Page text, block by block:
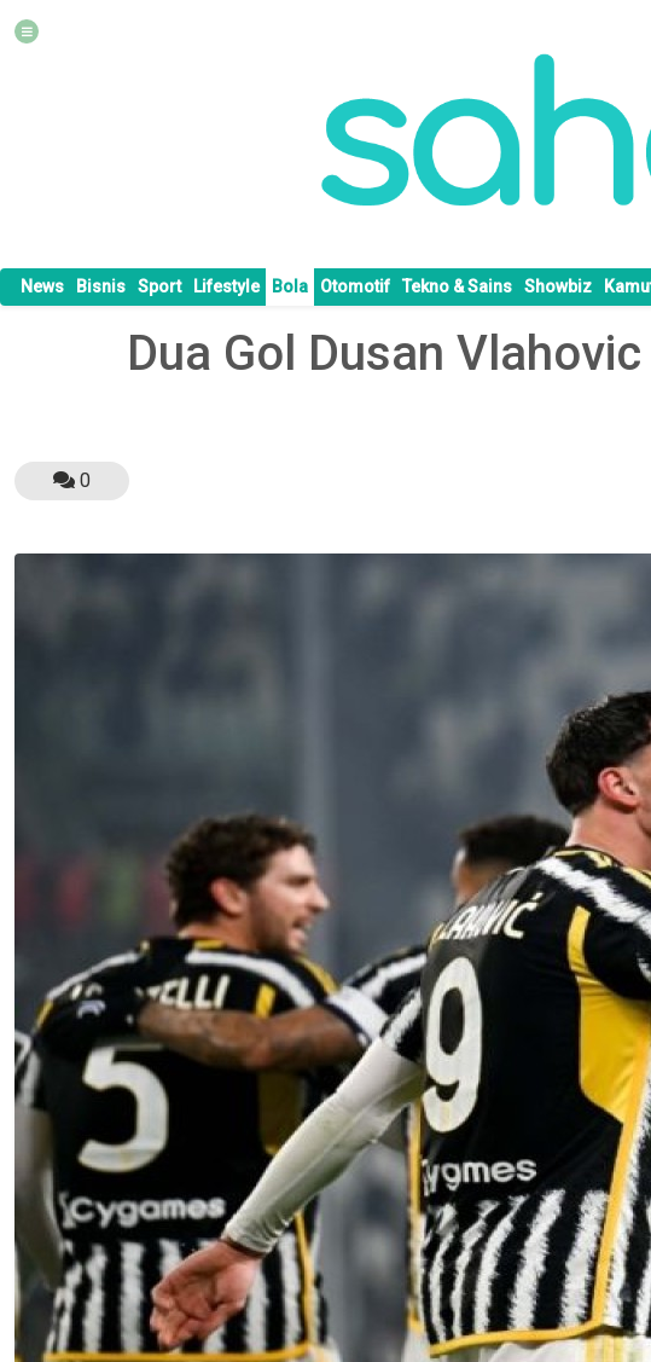
News Bisnis Sport Lifestyle Bola Otomotif Tekno & Sains Showbiz
Dua Gol Dusan
0